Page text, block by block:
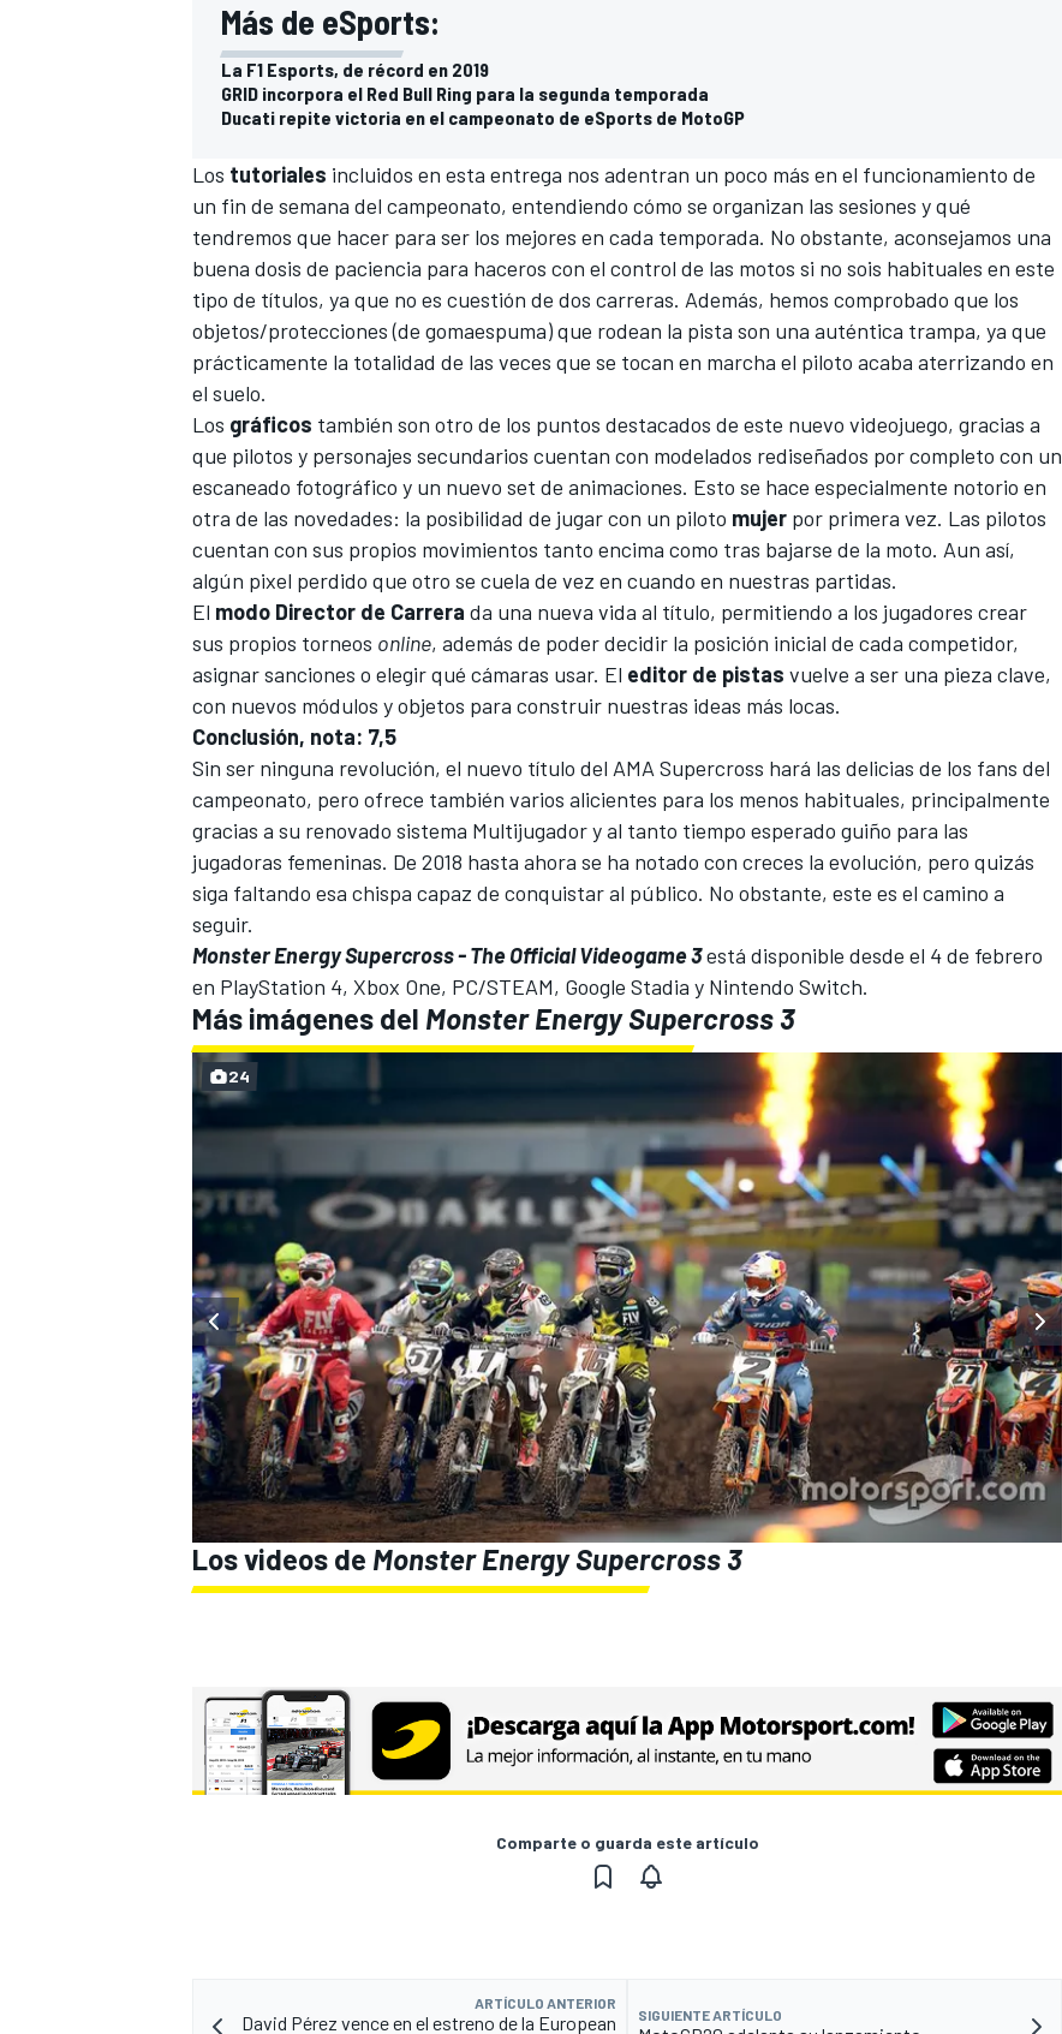
MÁS CATEGORÍAS
Más de eSports:
La F1 Esports, de récord en 2019
GRID incorpora el Red Bull Ring para la segunda temporada
Ducati repite victoria en el campeonato de eSports de MotoGP
Los tutoriales incluidos en esta entrega nos adentran un poco más en el funcionamiento de
un fin de semana del campeonato, entendiendo cómo se organizan las sesiones y qué
tendremos que hacer para ser los mejores en cada temporada. No obstante, aconsejamos una
buena dosis de paciencia para haceros con el control de las motos si no sois habituales en este
tipo de títulos, ya que no es cuestión de dos carreras. Además, hemos comprobado que los
objetos/protecciones (de gomaespuma) que rodean la pista son una auténtica trampa, ya que
prácticamente la totalidad de las veces que se tocan en marcha el piloto acaba aterrizando en
el suelo.
Los gráficos también son otro de los puntos destacados de este nuevo videojuego, gracias a
que pilotos y personajes secundarios cuentan con modelados rediseñados por completo con un
escaneado fotográfico y un nuevo set de animaciones. Esto se hace especialmente notorio en
otra de las novedades: la posibilidad de jugar con un piloto mujer por primera vez. Las pilotos
cuentan con sus propios movimientos tanto encima como tras bajarse de la moto. Aun así,
algún pixel perdido que otro se cuela de vez en cuando en nuestras partidas.
El modo Director de Carrera da una nueva vida al título, permitiendo a los jugadores crear
sus propios torneos online, además de poder decidir la posición inicial de cada competidor,
asignar sanciones o elegir qué cámaras usar. El editor de pistas vuelve a ser una pieza clave,
con nuevos módulos y objetos para construir nuestras ideas más locas.
Conclusión, nota: 7,5
Sin ser ninguna revolución, el nuevo título del AMA Supercross hará las delicias de los fans del
campeonato, pero ofrece también varios alicientes para los menos habituales, principalmente
gracias a su renovado sistema Multijugador y al tanto tiempo esperado guiño para las
jugadoras femeninas. De 2018 hasta ahora se ha notado con creces la evolución, pero quizás
siga faltando esa chispa capaz de conquistar al público. No obstante, este es el camino a
seguir.
Monster Energy Supercross - The Official Videogame 3está disponible desde el 4 de febrero
en PlayStation 4, Xbox One, PC/STEAM, Google Stadia y Nintendo Switch.
Más imágenes del Monster Energy Supercross 3
24
Los videos de Monster Energy Supercross 3
Comparte o guarda este artículo
ARTÍCULO ANTERIOR
David Pérez vence en el estreno de la European SIGUIENTE ARTÍCULO